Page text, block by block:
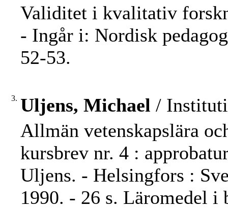
Validitet i kvalitativ
- Ingår i: Nordisk
52-53.
3. Uljens, Michael /
Allmän vetenskapslära
kursbrev nr. 4 :
Uljens. - Helsingfors :
1990. - 26 s. Läromedel i